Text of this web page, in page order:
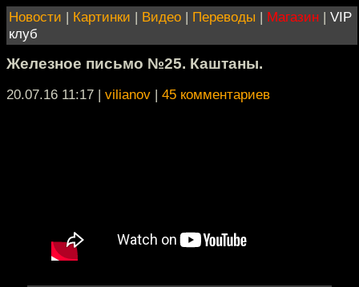
Новости | Картинки | Видео | Переводы | Магазин | VIP
клуб
Железное письмо №25. Каштаны.
20.07.16 11:17 | vilianov | 45 комментариев